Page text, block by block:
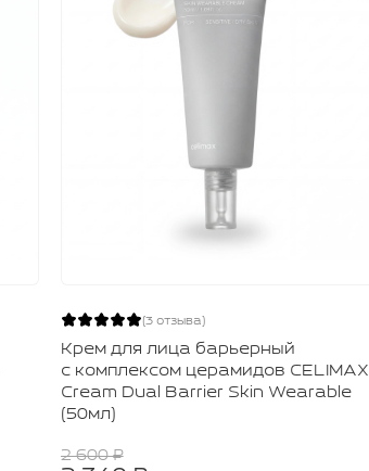
(3 отзыва)
Крем для лица барьерный
с комплексом церамидов CELIMAX
Cream Dual Barrier Skin Wearable
(50мл)
2 600 ₽